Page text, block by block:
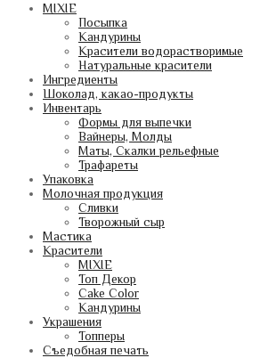
MIXIE
Посыпка
Кандурины
Красители водорастворимые
Натуральные красители
Ингредиенты
Шоколад, какао-продукты
Инвентарь
Формы для выпечки
Вайнеры, Молды
Маты, Скалки рельефные
Трафареты
Упаковка
Молочная продукция
Сливки
Творожный сыр
Мастика
Красители
MIXIE
Топ Декор
Cake Color
Кандурины
Украшения
Топперы
Съедобная печать